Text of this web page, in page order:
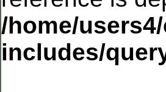
/home/
includes/